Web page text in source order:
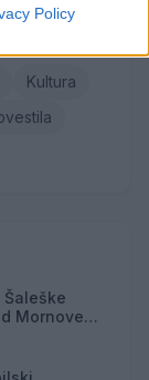
Policy
Kultura
Mornove